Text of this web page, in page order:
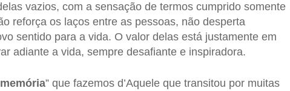
vazios, com a sensação de termos cumprido somente
reforça os laços entre as pessoas, não desperta
sentido para a vida. O valor delas está justamente em
adiante a vida, sempre desafiante e inspiradora.
memória” que fazemos d’Aquele que transitou por muitas